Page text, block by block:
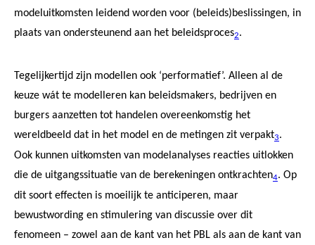
modeluitkomsten leidend worden voor (beleids)beslissingen, in
plaats van ondersteunend aan het beleidsproces2.
Tegelijkertijd zijn modellen ook ‘performatief’. Alleen al de
keuze wát te modelleren kan beleidsmakers, bedrijven en
burgers aanzetten tot handelen overeenkomstig het
wereldbeeld dat in het model en de metingen zit verpakt3.
Ook kunnen uitkomsten van modelanalyses reacties uitlokken
die de uitgangssituatie van de berekeningen ontkrachten4. Op
dit soort effecten is moeilijk te anticiperen, maar
bewustwording en stimulering van discussie over dit
fenomeen – zowel aan de kant van het PBL als aan de kant van